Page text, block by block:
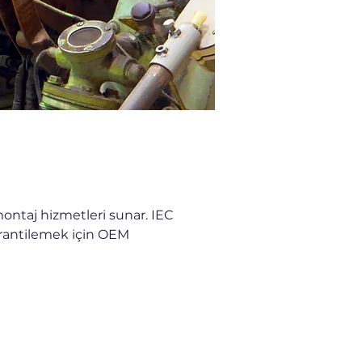
hizmetleri sunar. IEC
için OEM